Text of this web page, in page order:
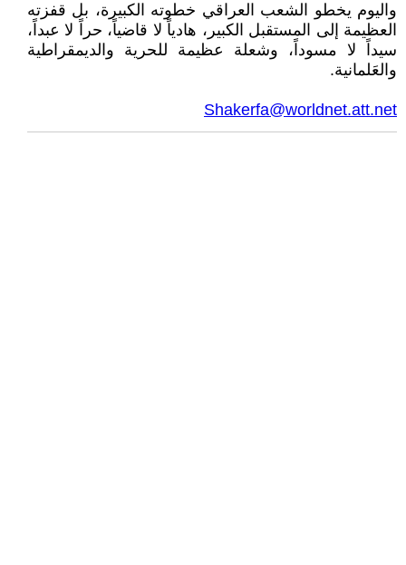
واليوم يخطو الشعب العراقي خطوته الكبيرة، بل قفزته
العظيمة إلى المستقبل الكبير، هادياً لا قاضياً، حراً لا عبداً،
سيداً لا مسوداً، وشعلة عظيمة للحرية والديمقراطية
والعَلمانية.
Shakerfa@worldnet.att.net